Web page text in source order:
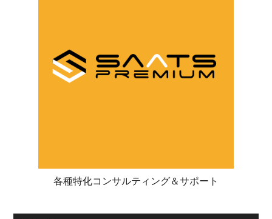
各種特化コンサルティング＆サポート